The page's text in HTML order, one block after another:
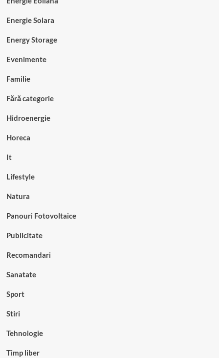
Energie Solara
Energy Storage
Evenimente
Familie
Fără categorie
Hidroenergie
Horeca
It
Lifestyle
Natura
Panouri Fotovoltaice
Publicitate
Recomandari
Sanatate
Sport
Stiri
Tehnologie
Timp liber